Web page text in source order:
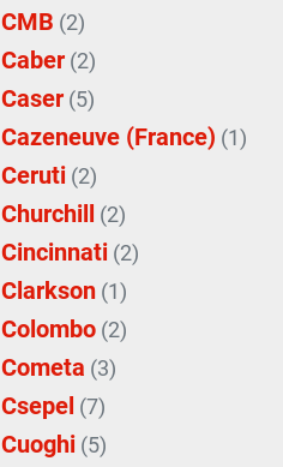
CMB (2)
Caber (2)
Caser (5)
Cazeneuve (France) (1)
Ceruti (2)
Churchill (2)
Cincinnati (2)
Clarkson (1)
Colombo (2)
Cometa (3)
Csepel (7)
Cuoghi (5)